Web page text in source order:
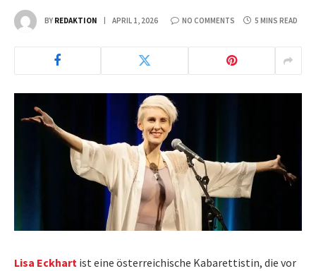
BY REDAKTION APRIL 1, 2026 NO COMMENTS 5 MINS READ
Lisa Eckhart ist eine österreichische Kabarettistin, die vor